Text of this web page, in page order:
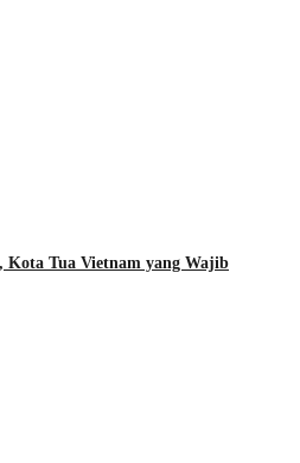
Kota Tua Vietnam yang Wajib